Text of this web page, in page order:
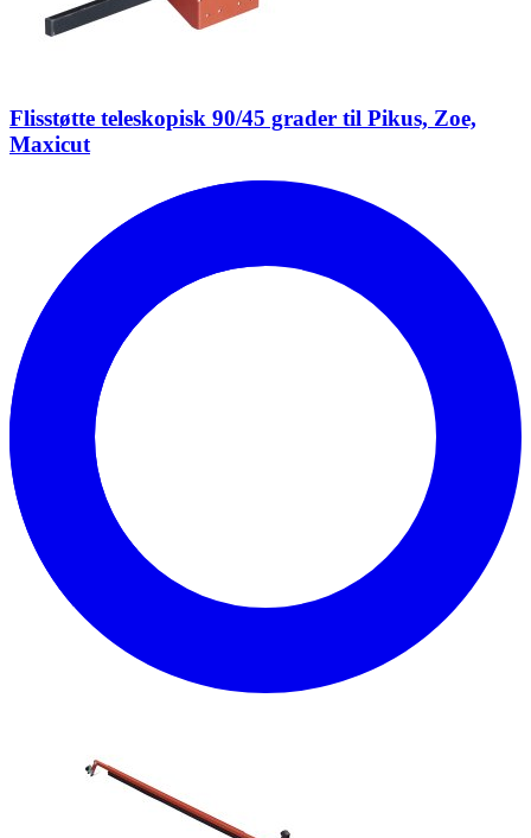
Flisstøtte teleskopisk 90/45 grader til Pikus, Zoe,
Maxicut